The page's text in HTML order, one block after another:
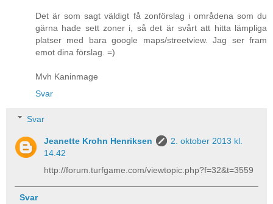
Det är som sagt väldigt få zonförslag i områdena som du
gärna hade sett zoner i, så det är svårt att hitta lämpliga
platser med bara google maps/streetview. Jag ser fram
emot dina förslag. =)
Mvh Kaninmage
Svar
Svar
Jeanette Krohn Henriksen
2. oktober 2013 kl.
14.42
http://forum.turfgame.com/viewtopic.php?f=32&t=3559
Svar